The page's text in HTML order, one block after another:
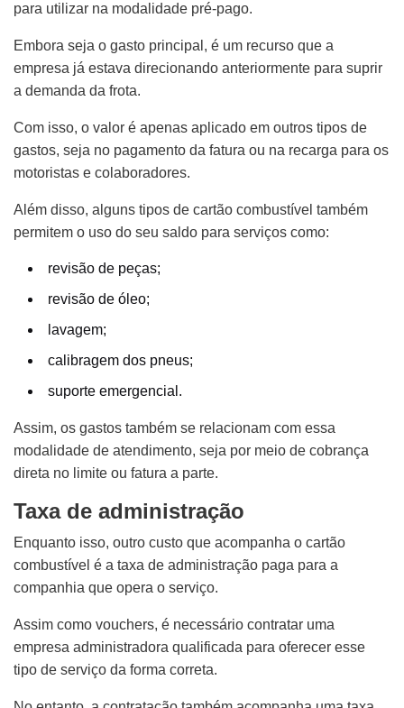
para utilizar na modalidade pré-pago.
Embora seja o gasto principal, é um recurso que a
empresa já estava direcionando anteriormente para suprir
a demanda da frota.
Com isso, o valor é apenas aplicado em outros tipos de
gastos, seja no pagamento da fatura ou na recarga para os
motoristas e colaboradores.
Além disso, alguns tipos de cartão combustível também
permitem o uso do seu saldo para serviços como:
revisão de peças;
revisão de óleo;
lavagem;
calibragem dos pneus;
suporte emergencial.
Assim, os gastos também se relacionam com essa
modalidade de atendimento, seja por meio de cobrança
direta no limite ou fatura a parte.
Taxa de administração
Enquanto isso, outro custo que acompanha o cartão
combustível é a taxa de administração paga para a
companhia que opera o serviço.
Assim como vouchers, é necessário contratar uma
empresa administradora qualificada para oferecer esse
tipo de serviço da forma correta.